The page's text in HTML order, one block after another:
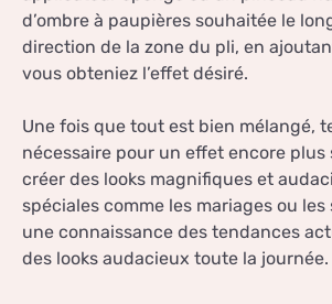
d’ombre à paupières souhaitée le
direction de la zone du pli, en
vous obteniez l’effet désiré.
Une fois que tout est bien mélangé,
nécessaire pour un effet encore
créer des looks magnifiques et
spéciales comme les mariages ou
une connaissance des tendances
des looks audacieux toute la journée.